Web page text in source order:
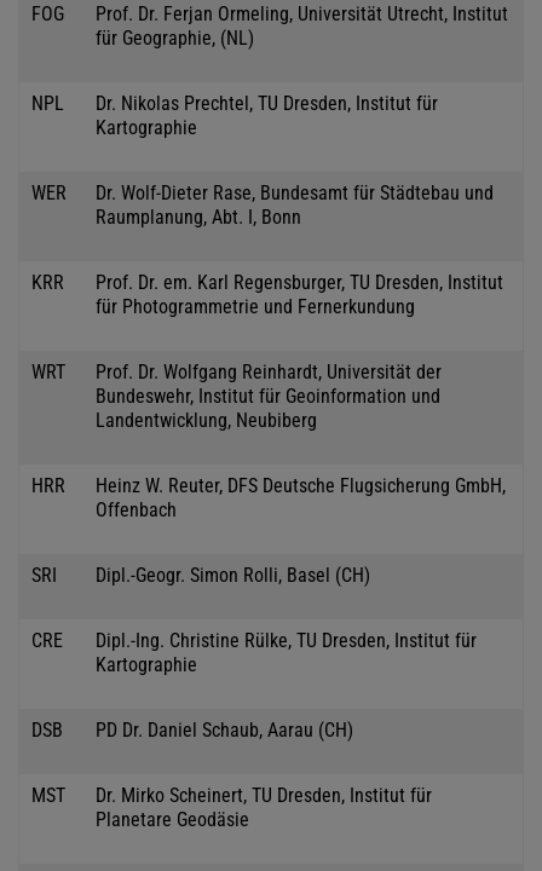
FOG
Prof. Dr. Ferjan Ormeling, Universität Utrecht, Institut
für Geographie, (NL)
NPL
Dr. Nikolas Prechtel, TU Dresden, Institut für
Kartographie
WER
Dr. Wolf-Dieter Rase, Bundesamt für Städtebau und
Raumplanung, Abt. I, Bonn
KRR
Prof. Dr. em. Karl Regensburger, TU Dresden, Institut
für Photogrammetrie und Fernerkundung
WRT
Prof. Dr. Wolfgang Reinhardt, Universität der
Bundeswehr, Institut für Geoinformation und
Landentwicklung, Neubiberg
HRR
Heinz W. Reuter, DFS Deutsche Flugsicherung GmbH,
Offenbach
SRI Dipl.-Geogr. Simon Rolli, Basel (CH)
CRE
Dipl.-Ing. Christine Rülke, TU Dresden, Institut für
Kartographie
DSB PD Dr. Daniel Schaub, Aarau (CH)
MST
Dr. Mirko Scheinert, TU Dresden, Institut für
Planetare Geodäsie